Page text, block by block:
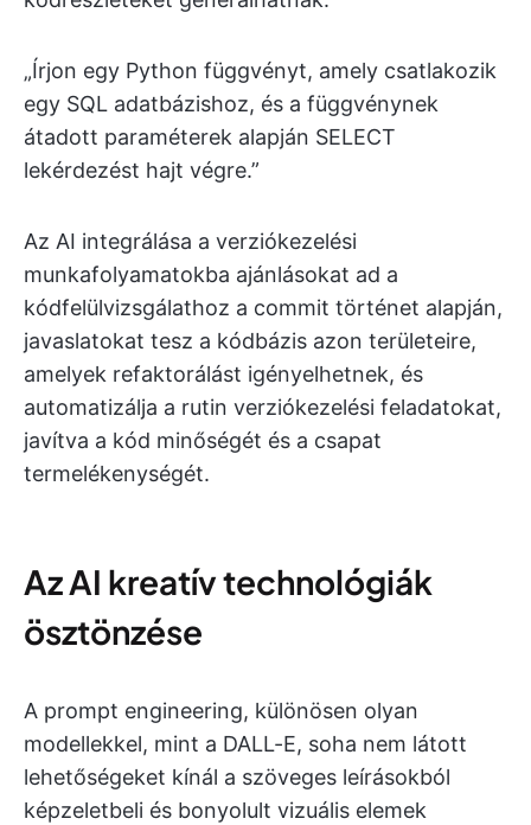
„Írjon egy Python függvényt, amely csatlakozik
egy SQL adatbázishoz, és a függvénynek
átadott paraméterek alapján SELECT
lekérdezést hajt végre.”
Az AI integrálása a verziókezelési
munkafolyamatokba ajánlásokat ad a
kódfelülvizsgálathoz a commit történet alapján,
javaslatokat tesz a kódbázis azon területeire,
amelyek refaktorálást igényelhetnek, és
automatizálja a rutin verziókezelési feladatokat,
javítva a kód minőségét és a csapat
termelékenységét.
Az AI kreatív technológiák
ösztönzése
A prompt engineering, különösen olyan
modellekkel, mint a DALL-E, soha nem látott
lehetőségeket kínál a szöveges leírásokból
képzeletbeli és bonyolult vizuális elemek